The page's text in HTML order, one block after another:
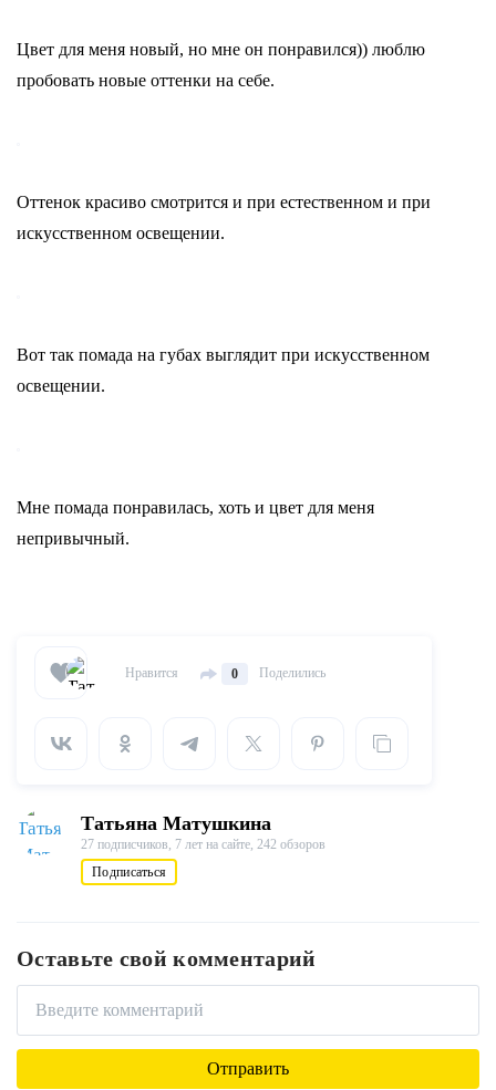
Цвет для меня новый, но мне он понравился)) люблю
пробовать новые оттенки на себе.
Оттенок красиво смотрится и при естественном и при
искусственном освещении.
Вот так помада на губах выглядит при искусственном
освещении.
Мне помада понравилась, хоть и цвет для меня
непривычный.
Нравится 0 Поделились
Татьяна Матушкина
27 подписчиков, 7 лет на сайте, 242 обзоров
Подписаться
Оставьте свой комментарий